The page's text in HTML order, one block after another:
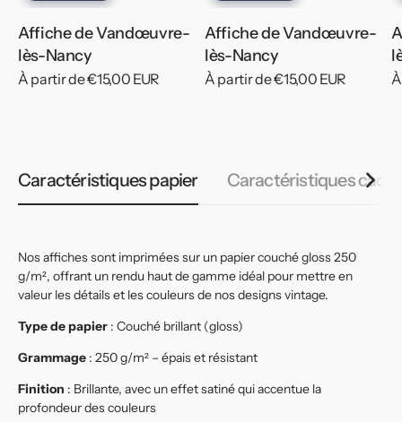
Affiche de Vandœuvre-
lès-Nancy
Prix
À partir de €15,00 EUR
Affiche de Vandœuvre-
lès-Nancy
Prix
À partir de €15,00 EUR
Caractéristiques papier Caractéristiques cadre
Nos affiches sont imprimées sur un papier couché gloss 250
g/m², offrant un rendu haut de gamme idéal pour mettre en
valeur les détails et les couleurs de nos designs vintage.
Type de papier : Couché brillant (gloss)
Grammage : 250 g/m² – épais et résistant
Finition : Brillante, avec un effet satiné qui accentue la
profondeur des couleurs